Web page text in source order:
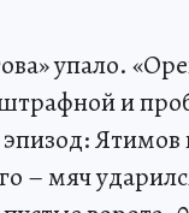
упало.
и
– мяч